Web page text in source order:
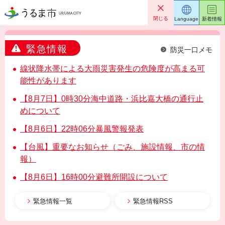
うるま市 閉じる
緊急情報 防災一口メモ
線状降水帯による大雨災害発生の危険度が高まる可
能性があります
【8月7日】0時30分海中道路・浜比嘉大橋の通行止
めについて
【8月6日】22時06分暴風警報発表
【台風】重要なお知らせ（ごみ、施設情報、市の情
報）
【8月6日】16時00分避難所開設について
緊急情報一覧 緊急情報RSS
Language 新着情報